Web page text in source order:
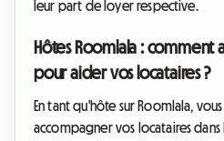
leur part de loyer respective.
Hôtes Roomlala : comment
pour aider vos locataires ?
En tant qu'hôte sur Roomlala,
accompagner vos locataires dans